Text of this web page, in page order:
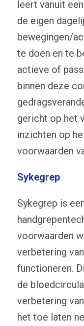
leert vanuit
de eigen
bewegingen/
te doen en te
actieve of
binnen deze
gericht op het
inzichten op
voorwaarden
Sykegrep
Sykegrep is
voorwaarden
verbetering
functioneren.
de
verbetering
het toe laten